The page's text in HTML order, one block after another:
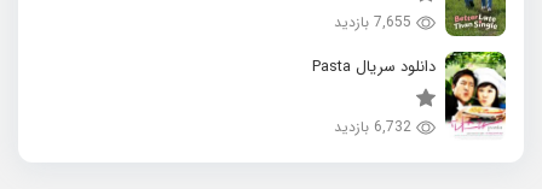
7,655 بازدید
دانلود سریال Pasta
6,732 بازدید